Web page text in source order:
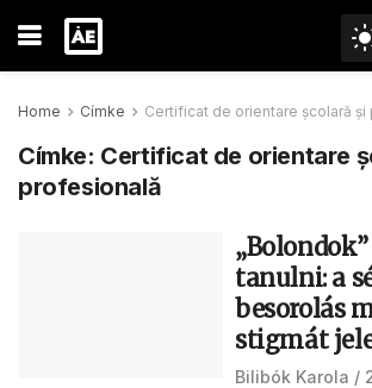
Home Címke Certificat de orientare școlară
Címke: Certificat de orientare
profesională
tanulni: a
besorolás
stigmát
Bilibók Karola